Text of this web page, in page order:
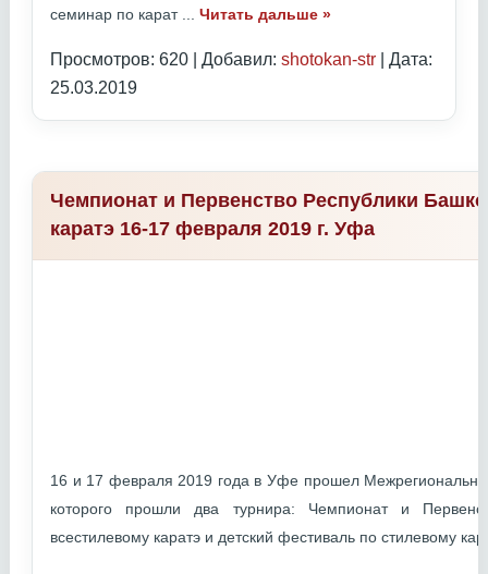
семинар по карат
Читать дальше »
Просмотров: 620 | Добавил: shotokan-str | Дата:
25.03.2019
Чемпионат и Первенство Республики
каратэ 16-17 февраля 2019 г. Уфа
16 и 17 февраля 2019 года в Уфе прошел
которого прошли два турнира: Чемпионат и
всестилевому каратэ и детский фестиваль по стилевому